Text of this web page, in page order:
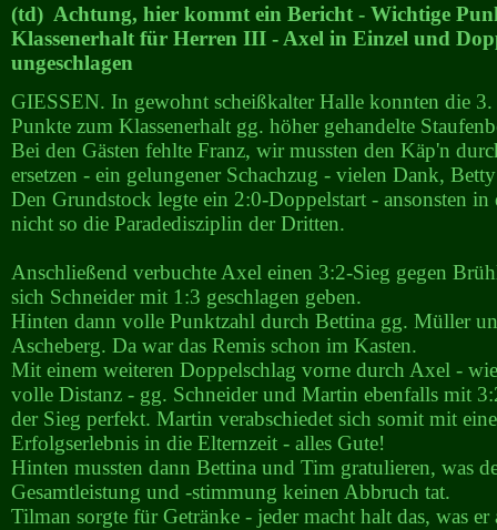
(td) Achtung, hier kommt ein Bericht - Wichtige
Klassenerhalt für Herren III - Axel in Einzel und
ungeschlagen
GIESSEN. In gewohnt scheißkalter Halle konnten die
Punkte zum Klassenerhalt gg. höher gehandelte
Bei den Gästen fehlte Franz, wir mussten den Käp'n
ersetzen - ein gelungener Schachzug - vielen Dank,
Den Grundstock legte ein 2:0-Doppelstart - ansonsten in
nicht so die Paradedisziplin der Dritten.
Anschließend verbuchte Axel einen 3:2-Sieg gegen
sich Schneider mit 1:3 geschlagen geben.
Hinten dann volle Punktzahl durch Bettina gg. Müller
Ascheberg. Da war das Remis schon im Kasten.
Mit einem weiteren Doppelschlag vorne durch Axel -
volle Distanz - gg. Schneider und Martin ebenfalls mit
der Sieg perfekt. Martin verabschiedet sich somit mit
Erfolgserlebnis in die Elternzeit - alles Gute!
Hinten mussten dann Bettina und Tim gratulieren, was
Gesamtleistung und -stimmung keinen Abbruch tat.
Tilman sorgte für Getränke - jeder macht halt das, was er